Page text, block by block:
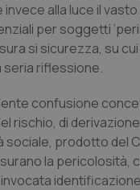
alla luce il
per soggetti
si sicurezza, su
seria riflessione.
confusione
rischio, di
sociale, prodotto del
la pericolosità,